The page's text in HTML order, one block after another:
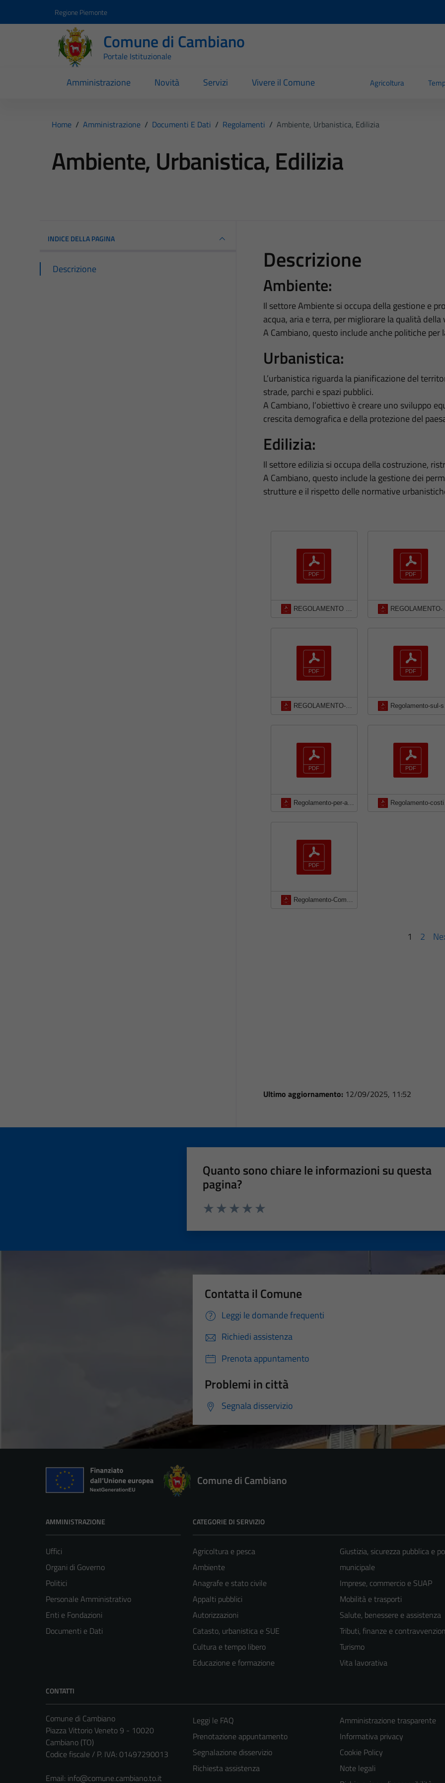
Regione Piemonte
Comune di Cambiano
Portale Istituzionale
Amministrazione Novità Servizi Vivere il Comune Agricoltura
Home / Amministrazione / Documenti E Dati / Regolamenti / Ambiente, Urbanistica, Edilizia
Ambiente, Urbanistica, Edilizia
INDICE DELLA PAGINA
Descrizione Descrizione
Ambiente:
Il settore Ambiente si occupa della gestione e
acqua, aria e terra, per migliorare la qualità
A Cambiano, questo include anche politiche
Urbanistica:
L’urbanistica riguarda la pianificazione del
strade, parchi e spazi pubblici.
A Cambiano, l’obiettivo è creare uno sviluppo
crescita demografica e della protezione del
Edilizia:
Il settore edilizia si occupa della costruzione,
A Cambiano, questo include la gestione dei
strutture e il rispetto delle normative
REGOLAMENTO-APPLICAZIONE-SANZIONI
1 2
Ultimo aggiornamento: 12/09/2025, 11:52
Quanto sono chiare le informazioni su questa
pagina?
Contatta il Comune
Leggi le domande frequenti
Richiedi assistenza
Prenota appuntamento
Problemi in città
Segnala disservizio
Comune di Cambiano
AMMINISTRAZIONE
Uffici
Organi di Governo
Politici
Personale Amministrativo
Enti e Fondazioni
Documenti e Dati
CATEGORIE DI SERVIZIO
Agricoltura e pesca
Ambiente
Anagrafe e stato civile
Appalti pubblici
Autorizzazioni
Catasto, urbanistica e SUE
Cultura e tempo libero
Educazione e formazione
Giustizia, sicurezza pubblica e
municipale
Imprese, commercio e SUAP
Mobilità e trasporti
Salute, benessere e assistenza
Tributi, finanze e
Turismo
Vita lavorativa
CONTATTI
Comune di Cambiano
Piazza Vittorio Veneto 9 - 10020
Cambiano (TO)
Codice fiscale / P. IVA: 01497290013
Email: info@comune.cambiano.to.it
Leggi le FAQ
Prenotazione appuntamento
Segnalazione disservizio
Richiesta assistenza
Amministrazione trasparente
Informativa privacy
Cookie Policy
Note legali
Tecnici
Questi cookie
sono necessari
per il